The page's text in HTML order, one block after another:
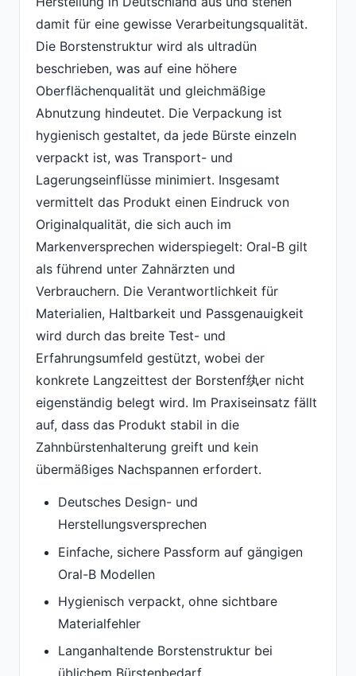
damit für eine gewisse Verarbeitungsqualität.
Die Borstenstruktur wird als ultradün
beschrieben, was auf eine höhere
Oberflächenqualität und gleichmäßige
Abnutzung hindeutet. Die Verpackung ist
hygienisch gestaltet, da jede Bürste einzeln
verpackt ist, was Transport- und
Lagerungseinflüsse minimiert. Insgesamt
vermittelt das Produkt einen Eindruck von
Originalqualität, die sich auch im
Markenversprechen widerspiegelt: Oral-B gilt
als führend unter Zahnärzten und
Verbrauchern. Die Verantwortlichkeit für
Materialien, Haltbarkeit und Passgenauigkeit
wird durch das breite Test- und
Erfahrungsumfeld gestützt, wobei der
konkrete Langzeittest der Borstenf纨er nicht
eigenständig belegt wird. Im Praxiseinsatz fällt
auf, dass das Produkt stabil in die
Zahnbürstenhalterung greift und kein
übermäßiges Nachspannen erfordert.
Deutsches Design- und
Herstellungsversprechen
Einfache, sichere Passform auf gängigen
Oral-B Modellen
Hygienisch verpackt, ohne sichtbare
Materialfehler
Langanhaltende Borstenstruktur bei